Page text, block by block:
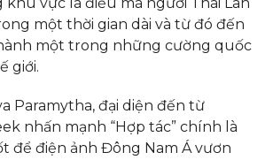
một thời gian dài và từ đó đến
một trong những cường quốc
giới.
Paramytha, đại diện đến từ
nhấn mạnh “Hợp tác” chính là
để điện ảnh Đông Nam Á vươn